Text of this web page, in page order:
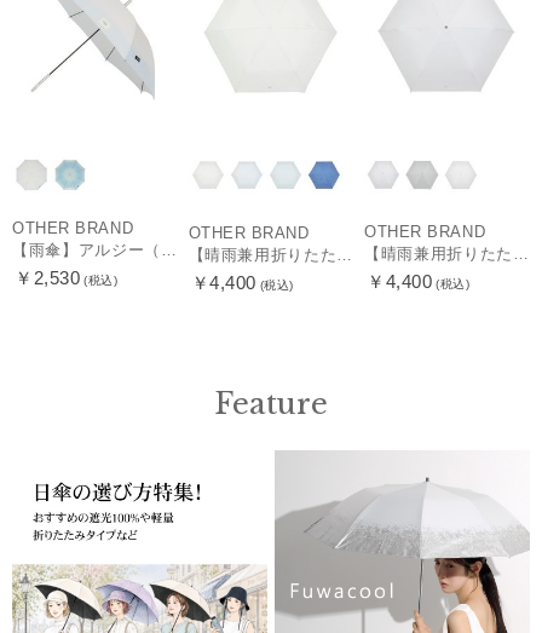
OTHER BRAND
￥2,530 (税込)
OTHER BRAND
￥4,400 (税込)
OTHER BRAND
￥4,400 (税込)
Feature